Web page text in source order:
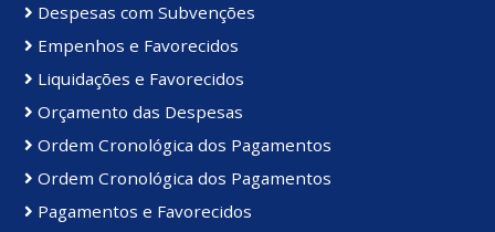
Despesas com Subvenções
Empenhos e Favorecidos
Liquidações e Favorecidos
Orçamento das Despesas
Ordem Cronológica dos Pagamentos
Ordem Cronológica dos Pagamentos
Pagamentos e Favorecidos